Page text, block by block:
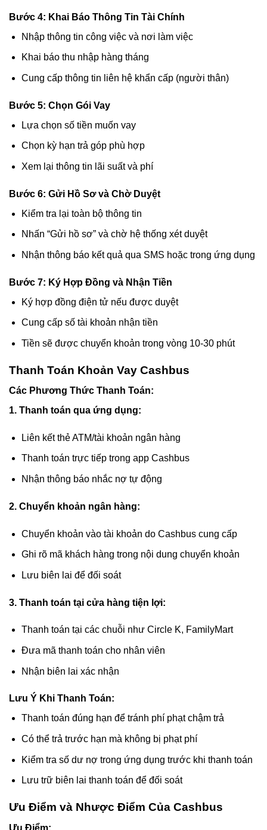
Bước 4: Khai Báo Thông Tin Tài Chính
Nhập thông tin công việc và nơi làm việc
Khai báo thu nhập hàng tháng
Cung cấp thông tin liên hệ khẩn cấp (người thân)
Bước 5: Chọn Gói Vay
Lựa chọn số tiền muốn vay
Chọn kỳ hạn trả góp phù hợp
Xem lại thông tin lãi suất và phí
Bước 6: Gửi Hồ Sơ và Chờ Duyệt
Kiểm tra lại toàn bộ thông tin
Nhấn “Gửi hồ sơ” và chờ hệ thống xét duyệt
Nhận thông báo kết quả qua SMS hoặc trong ứng dụng
Bước 7: Ký Hợp Đồng và Nhận Tiền
Ký hợp đồng điện tử nếu được duyệt
Cung cấp số tài khoản nhận tiền
Tiền sẽ được chuyển khoản trong vòng 10-30 phút
Thanh Toán Khoản Vay Cashbus
Các Phương Thức Thanh Toán:
1. Thanh toán qua ứng dụng:
Liên kết thẻ ATM/tài khoản ngân hàng
Thanh toán trực tiếp trong app Cashbus
Nhận thông báo nhắc nợ tự động
2. Chuyển khoản ngân hàng:
Chuyển khoản vào tài khoản do Cashbus cung cấp
Ghi rõ mã khách hàng trong nội dung chuyển khoản
Lưu biên lai để đối soát
3. Thanh toán tại cửa hàng tiện lợi:
Thanh toán tại các chuỗi như Circle K, FamilyMart
Đưa mã thanh toán cho nhân viên
Nhận biên lai xác nhận
Lưu Ý Khi Thanh Toán:
Thanh toán đúng hạn để tránh phí phạt chậm trả
Có thể trả trước hạn mà không bị phạt phí
Kiểm tra số dư nợ trong ứng dụng trước khi thanh toán
Lưu trữ biên lai thanh toán để đối soát
Ưu Điểm và Nhược Điểm Của Cashbus
Ưu Điểm: